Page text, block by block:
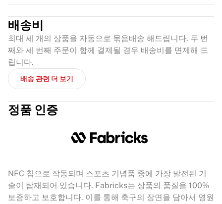
배송비
최대 세 개의 상품을 자동으로 묶음배송 해드립니다. 두 번
째와 세 번째 주문이 함께 결제될 경우 배송비를 면제해 드
립니다.
배송 관련 더 보기
정품 인증
NFC 칩으로 작동되며 스포츠 기념품 중에 가장 발전된 기
술이 탑재되어 있습니다. Fabricks는 상품의 품질을 100%
보증하고 보호합니다. 이를 통해 축구의 장면을 담아서 영원